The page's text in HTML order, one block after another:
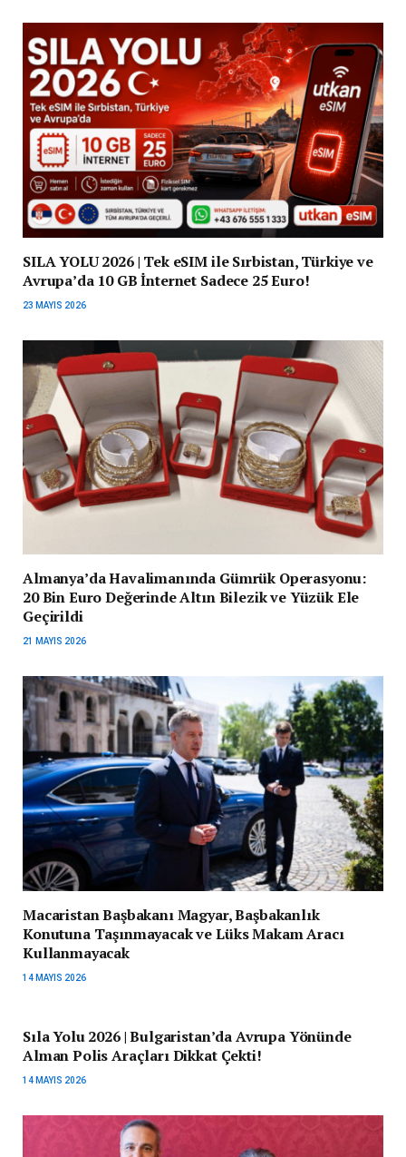
SILA YOLU 2026 | Tek eSIM ile Sırbistan, Türkiye ve
Avrupa’da 10 GB İnternet Sadece 25 Euro!
23 MAYIS 2026
Almanya’da Havalimanında Gümrük Operasyonu:
20 Bin Euro Değerinde Altın Bilezik ve Yüzük Ele
Geçirildi
21 MAYIS 2026
Macaristan Başbakanı Magyar, Başbakanlık
Konutuna Taşınmayacak ve Lüks Makam Aracı
Kullanmayacak
14 MAYIS 2026
Sıla Yolu 2026 | Bulgaristan’da Avrupa Yönünde
Alman Polis Araçları Dikkat Çekti!
14 MAYIS 2026